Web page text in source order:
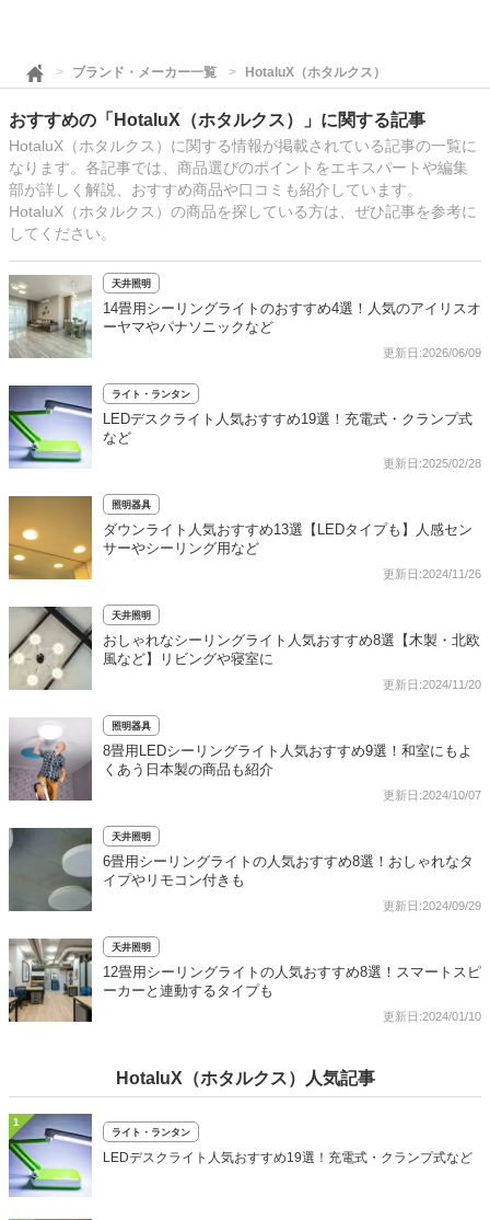
ブランド・メーカー一覧 HotaluX（ホタルクス）
おすすめの「HotaluX（ホタルクス）」に関する記事
HotaluX（ホタルクス）に関する情報が掲載されている記事の一覧に
なります。各記事では、商品選びのポイントをエキスパートや編集
部が詳しく解説、おすすめ商品や口コミも紹介しています。
HotaluX（ホタルクス）の商品を探している方は、ぜひ記事を参考に
してください。
天井照明
14畳用シーリングライトのおすすめ4選！人気のアイリスオ
ーヤマやパナソニックなど
更新日:2026/06/09
ライト・ランタン
LEDデスクライト人気おすすめ19選！充電式・クランプ式
など
更新日:2025/02/28
照明器具
ダウンライト人気おすすめ13選【LEDタイプも】人感セン
サーやシーリング用など
更新日:2024/11/26
天井照明
おしゃれなシーリングライト人気おすすめ8選【木製・北欧
風など】リビングや寝室に
更新日:2024/11/20
照明器具
8畳用LEDシーリングライト人気おすすめ9選！和室にもよ
くあう日本製の商品も紹介
更新日:2024/10/07
天井照明
6畳用シーリングライトの人気おすすめ8選！おしゃれなタ
イプやリモコン付きも
更新日:2024/09/29
天井照明
12畳用シーリングライトの人気おすすめ8選！スマートスピ
ーカーと連動するタイプも
更新日:2024/01/10
HotaluX（ホタルクス）人気記事
1
ライト・ランタン
LEDデスクライト人気おすすめ19選！充電式・クランプ式など